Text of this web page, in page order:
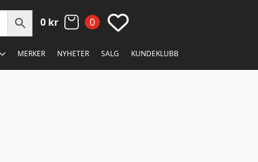
0 kr 0
MERKER NYHETER SALG KUNDEKLUBB